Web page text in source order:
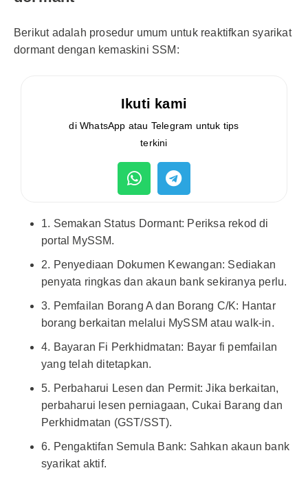
Berikut adalah prosedur umum untuk reaktifkan syarikat
dormant dengan kemaskini SSM:
Ikuti kami
di WhatsApp atau Telegram untuk tips
terkini
1. Semakan Status Dormant: Periksa rekod di
portal MySSM.
2. Penyediaan Dokumen Kewangan: Sediakan
penyata ringkas dan akaun bank sekiranya perlu.
3. Pemfailan Borang A dan Borang C/K: Hantar
borang berkaitan melalui MySSM atau walk-in.
4. Bayaran Fi Perkhidmatan: Bayar fi pemfailan
yang telah ditetapkan.
5. Perbaharui Lesen dan Permit: Jika berkaitan,
perbaharui lesen perniagaan, Cukai Barang dan
Perkhidmatan (GST/SST).
6. Pengaktifan Semula Bank: Sahkan akaun bank
syarikat aktif.